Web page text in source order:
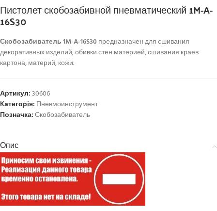
Пистолет скобозабивной пневматический 1M-A-
16S30
Скобозабиватель 1M-A-16S30 предназначен для сшивания
декоративных изделий, обивки стен материей, сшивания краев
картона, материй, кожи.
Артикул:30606
Категорія: Пневмоинструмент
Позначка:Скобозабиватель
Опис